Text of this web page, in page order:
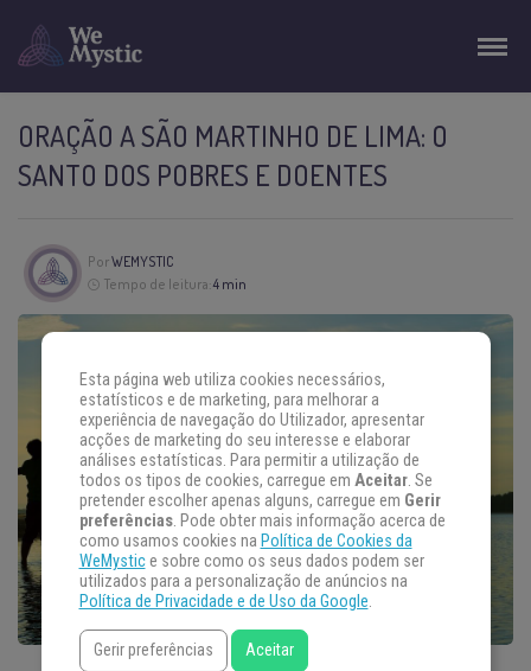
ORAÇÃO A SÃO MARTINHO DE LIMA: O
SANTO DOS POBRES E DOENTES
PorWEMYSTIC
Tempo de leitura:4 min
Esta página web utiliza cookies necessários,
estatísticos e de marketing, para melhorar a
experiência de navegação do Utilizador, apresentar
acções de marketing do seu interesse e elaborar
análises estatísticas. Para permitir a utilização de
todos os tipos de cookies, carregue em Aceitar. Se
pretender escolher apenas alguns, carregue em Gerir
preferências. Pode obter mais informação acerca de
como usamos cookies na Política de Cookies da
WeMystice sobre como os seus dados podem ser
utilizados para a personalização de anúncios na
Política de Privacidade e de Uso da Google.
Gerir preferências Aceitar